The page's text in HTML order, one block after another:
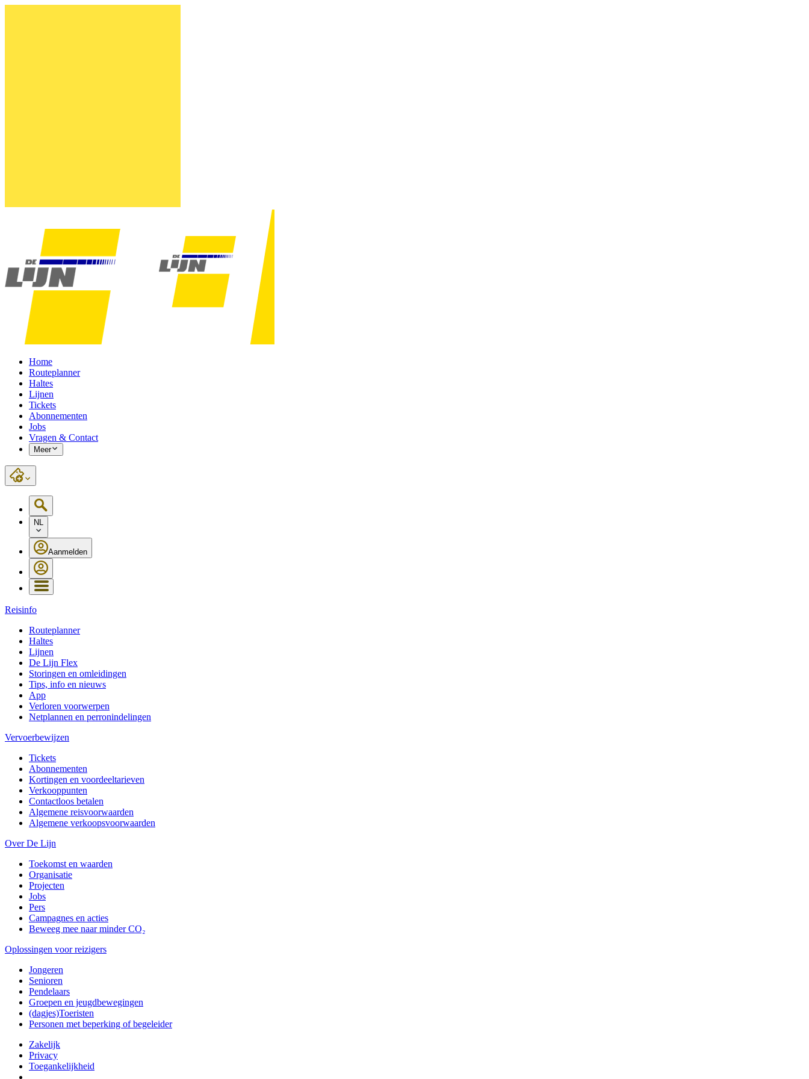
Home
Routeplanner
Haltes
Lijnen
Tickets
Abonnementen
Jobs
Vragen & Contact
Meer
NL
Aanmelden
Reisinfo
Routeplanner
Haltes
Lijnen
De Lijn Flex
Storingen en omleidingen
Tips, info en nieuws
App
Verloren voorwerpen
Netplannen en perronindelingen
Vervoerbewijzen
Tickets
Abonnementen
Kortingen en voordeeltarieven
Verkooppunten
Contactloos betalen
Algemene reisvoorwaarden
Algemene verkoopsvoorwaarden
Over De Lijn
Toekomst en waarden
Organisatie
Projecten
Jobs
Pers
Campagnes en acties
Beweeg mee naar minder CO₂
Oplossingen voor reizigers
Jongeren
Senioren
Pendelaars
Groepen en jeugdbewegingen
(dagjes)Toeristen
Personen met beperking of begeleider
Zakelijk
Privacy
Toegankelijkheid